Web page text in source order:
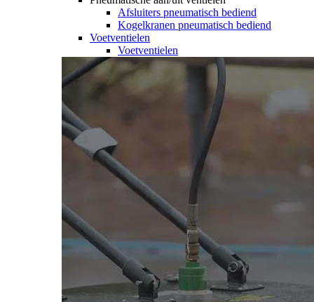
Afsluiters pneumatisch bediend
Kogelkranen pneumatisch bediend
Voetventielen
Voetventielen